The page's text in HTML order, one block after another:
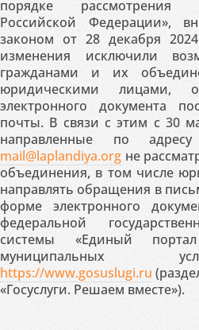
порядке рассмотрения
Российской Федерации»,
законом от 28 декабря
изменения исключили
гражданами и их
юридическими лицами,
электронного документа
почты. В связи с этим с 30
направленные по
mail@laplandiya.org не
объединения, в том числе
направлять обращения в
форме электронного
федеральной
системы «Единый
муниципальных
https://www.gosuslugi.ru
«Госуслуги. Решаем вместе»).